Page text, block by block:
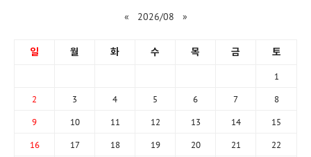
« 2026/08 »
일 월 화 수 목 금 토
1
2 3 4 5 6 7 8
9 10 11 12 13 14 15
16 17 18 19 20 21 22